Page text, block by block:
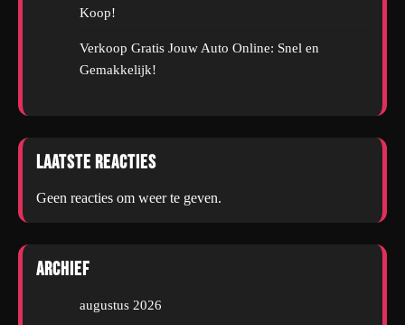
Koop!
Verkoop Gratis Jouw Auto Online: Snel en
Gemakkelijk!
Laatste reacties
Geen reacties om weer te geven.
Archief
augustus 2026